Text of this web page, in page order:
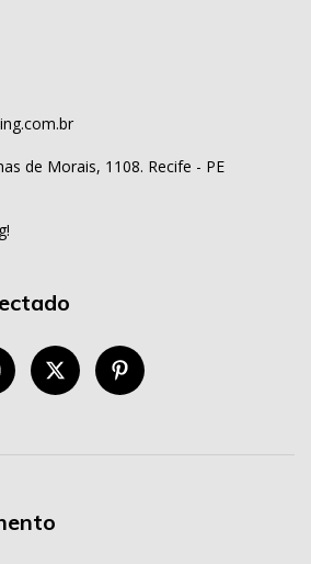
de Morais, 1108. Recife - PE